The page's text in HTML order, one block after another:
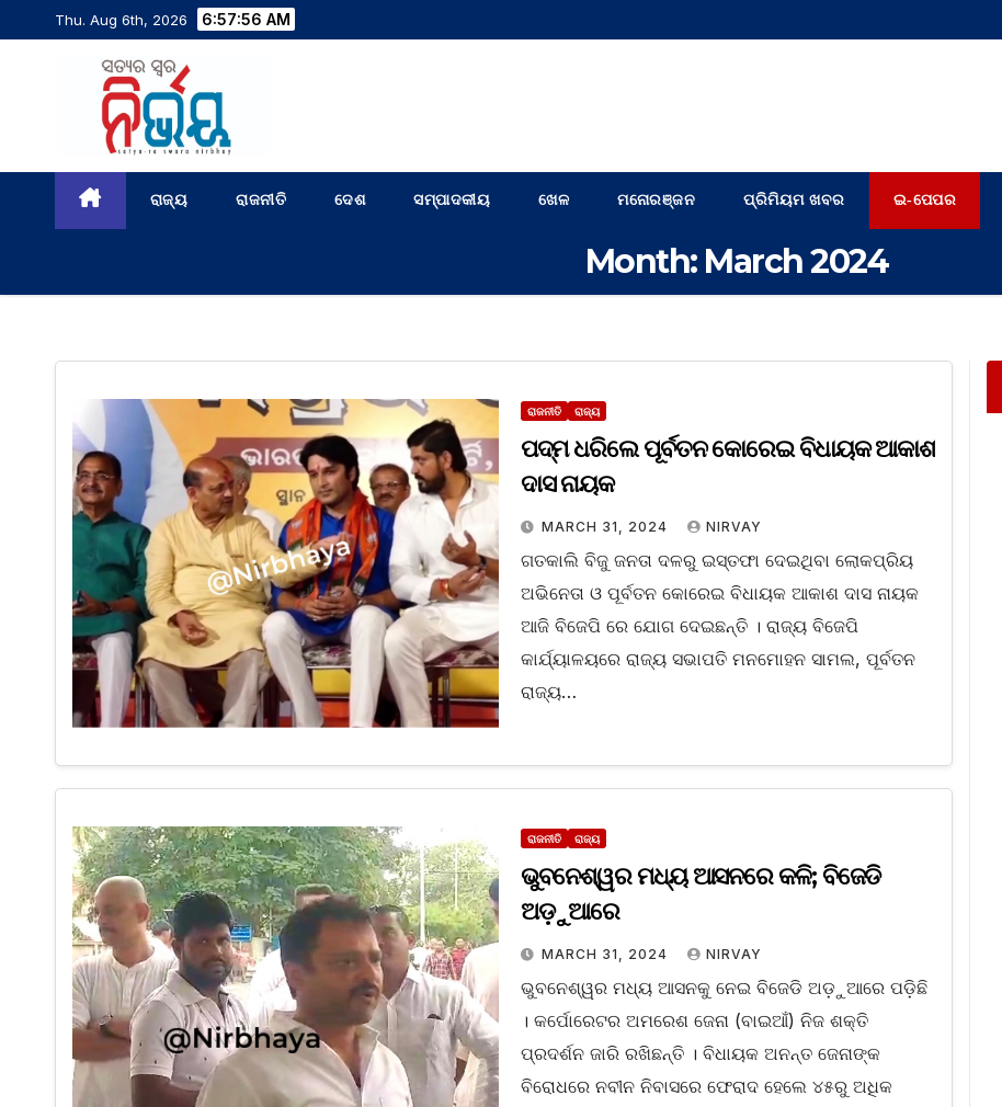
Thu. Aug 6th, 2026 6:57:57 AM
ରାଜ୍ୟ ରାଜନୀତି ଦେଶ ସମ୍ପାଦକୀୟ ଖେଳ ମନୋରଞ୍ଜନ ପ୍ରିମିୟମ ଖବର ଇ-ପେପର
Month: March 2024
ରାଜନୀତି ରାଜ୍ୟ
ପଦ୍ମ ଧରିଲେ ପୂର୍ବତନ କୋରେଇ ବିଧାୟକ ଆକାଶ
ଦାସ ନାୟକ
MARCH 31, 2024 NIRVAY
ଗତକାଲି ବିଜୁ ଜନତା ଦଳରୁ ଇସ୍ତଫା ଦେଇଥିବା ଲୋକପ୍ରିୟ
ଅଭିନେତା ଓ ପୂର୍ବତନ କୋରେଇ ବିଧାୟକ ଆକାଶ ଦାସ ନାୟକ
ଆଜି ବିଜେପି ରେ ଯୋଗ ଦେଇଛନ୍ତି । ରାଜ୍ୟ ବିଜେପି
କାର୍ଯ୍ୟାଳୟରେ ରାଜ୍ୟ ସଭାପତି ମନମୋହନ ସାମଲ, ପୂର୍ବତନ
ରାଜ୍ୟ…
ରାଜନୀତି ରାଜ୍ୟ
ଭୁବନେଶ୍ୱର ମଧ୍ୟ ଆସନରେ କଳି; ବିଜେଡି
ଅଡ଼ୁଆରେ
MARCH 31, 2024 NIRVAY
ଭୁବନେଶ୍ୱର ମଧ୍ୟ ଆସନକୁ ନେଇ ବିଜେଡି ଅଡ଼ୁଆରେ ପଡ଼ିଛି
। କର୍ପୋରେଟର ଅମରେଶ ଜେନା (ବାଇଆଁ) ନିଜ ଶକ୍ତି
ପ୍ରଦର୍ଶନ ଜାରି ରଖିଛନ୍ତି । ବିଧାୟକ ଅନନ୍ତ ଜେନାଙ୍କ
ବିରୋଧରେ ନବୀନ ନିବାସରେ ଫେରାଦ ହେଲେ ୪୫ରୁ ଅଧିକ